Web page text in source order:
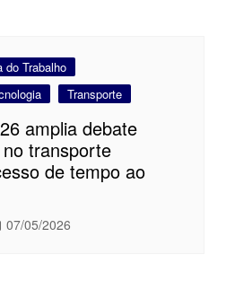
do Trabalho
Transporte
amplia debate
transporte
de tempo ao
07/05/2026